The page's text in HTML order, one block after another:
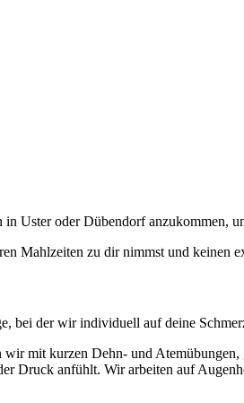
Uster oder Dübendorf anzukommen,
Mahlzeiten zu dir nimmst und keinen
bei der wir individuell auf deine
mit kurzen Dehn- und
anfühlt. Wir arbeiten auf